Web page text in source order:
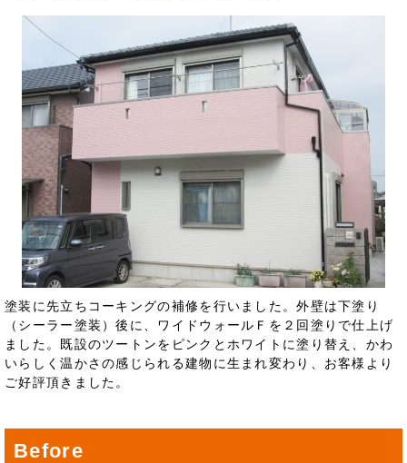
塗装に先立ちコーキングの補修を行いました。外壁は下塗り
（シーラー塗装）後に、ワイドウォールＦを２回塗りで仕上げ
ました。既設のツートンをピンクとホワイトに塗り替え、かわ
いらしく温かさの感じられる建物に生まれ変わり、お客様より
ご好評頂きました。
Before